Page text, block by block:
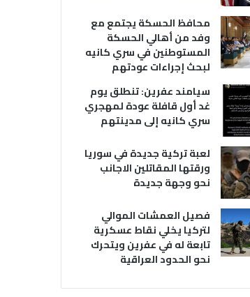
محافظ الحسكة يجتمع مع
وفد من أهالي الحسكة
المستوطنين في سري كانيه
لبحث إجراءات عودتهم
سيامند عفرين: تنطلق يوم
غد أول قافلة عودة لمهجري
سري كانيه إلى مدينتهم
لعبة تركية جديدة في سوريا
ورقتها المقاتلين الاجانب
نحو وجهة جديدة
فصيل العمشات الموالي
لتركيا يخلي نقاط عسكرية
تابعة له في عفرين ويتحرك
نحو الحدود العراقية